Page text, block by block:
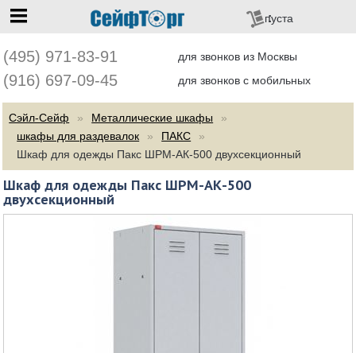
(495) 971-83-91 для звонков из Москвы
(916) 697-09-45 для звонков с мобильных
пуста
Сэйл-Сейф
Металлические шкафы
шкафы для раздевалок
ПАКС
Шкаф для одежды Пакс ШРМ-АК-500 двухсекционный
Шкаф для одежды Пакс ШРМ-АК-500
двухсекционный